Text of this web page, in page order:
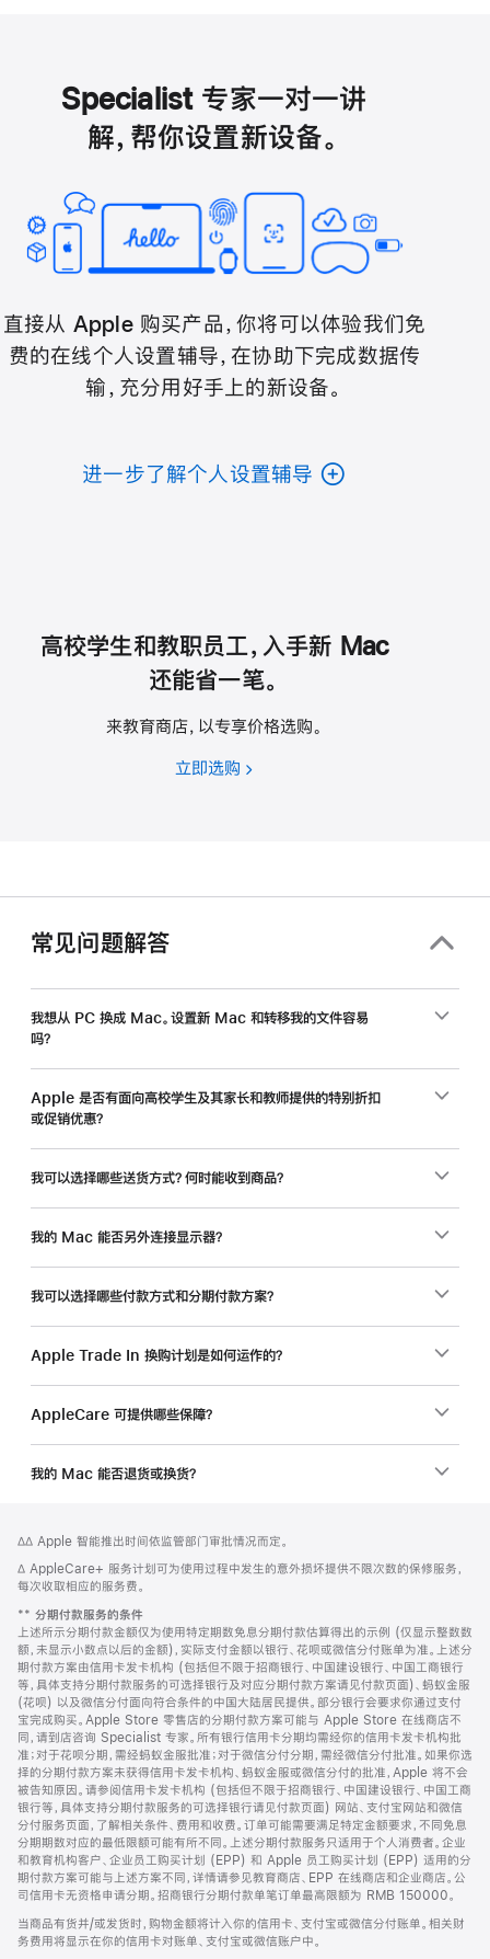
Specialist 专家一对一讲
解，帮你设置新设备。
直接从 Apple 购买产品，你将可以体验我们免
费的在线个人设置辅导，在协助下完成数据传
输，充分用好手上的新设备。
进一步了解个人设置辅导
高校学生和教职员工，入手新 Mac
还能省一笔。
来教育商店，以专享价格选购。
立即选购 高
工，
入
新
Mac
能
省
一
常见问题解答
我想从 PC 换成 Mac。设置新 Mac 和转移我的文件容易
吗？
Apple 是否有面向高校学生及其家长和教师提供的特别折扣
或促销优惠？
我可以选择哪些送货方式？何时能收到商品？
我的 Mac 能否另外连接显示器？
我可以选择哪些付款方式和分期付款方案？
Apple Trade In 换购计划是如何运作的？
AppleCare 可提供哪些保障？
我的 Mac 能否退货或换货？
页
脚
注
脚
∆∆ Apple 智能推出时间依监管部门审批情况而定。
脚
注
∆ AppleCare+ 服务计划可为使用过程中发生的意外损坏提供不限次数的保修服务，
每次收取相应的服务费。
脚
注
** 分期付款服务的条件
上述所示分期付款金额仅为使用特定期数免息分期付款估算得出的示例 (仅显示整数数
额，未显示小数点以后的金额)，实际支付金额以银行、花呗或微信分付账单为准。上述分
期付款方案由信用卡发卡机构 (包括但不限于招商银行、中国建设银行、中国工商银行
等，具体支持分期付款服务的可选择银行及对应分期付款方案请见付款页面)、蚂蚁金服
(花呗) 以及微信分付面向符合条件的中国大陆居民提供。部分银行会要求你通过支付
宝完成购买。Apple Store 零售店的分期付款方案可能与 Apple Store 在线商店不
同，请到店咨询 Specialist 专家。所有银行信用卡分期均需经你的信用卡发卡机构批
准；对于花呗分期，需经蚂蚁金服批准；对于微信分付分期，需经微信分付批准。如果你选
择的分期付款方案未获得信用卡发卡机构、蚂蚁金服或微信分付的批准，Apple 将不会
被告知原因。请参阅信用卡发卡机构 (包括但不限于招商银行、中国建设银行、中国工商
银行等，具体支持分期付款服务的可选择银行请见付款页面) 网站、支付宝网站和微信
分付服务页面，了解相关条件、费用和收费。订单可能需要满足特定金额要求，不同免息
分期期数对应的最低限额可能有所不同。上述分期付款服务只适用于个人消费者。企业
和教育机构客户、企业员工购买计划 (EPP) 和 Apple 员工购买计划 (EPP) 适用的分
期付款方案可能与上述方案不同，详情请参见教育商店、EPP 在线商店和企业商店。公
司信用卡无资格申请分期。招商银行分期付款单笔订单最高限额为 RMB 150000。
当商品有货并/或发货时，购物金额将计入你的信用卡、支付宝或微信分付账单。相关财
务费用将显示在你的信用卡对账单、支付宝或微信账户中。